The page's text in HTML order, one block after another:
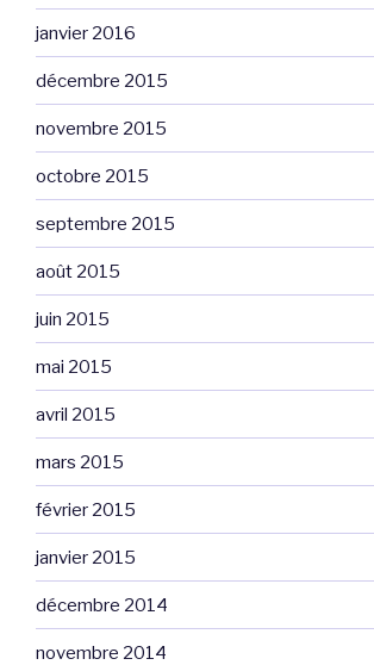
janvier 2016
décembre 2015
novembre 2015
octobre 2015
septembre 2015
août 2015
juin 2015
mai 2015
avril 2015
mars 2015
février 2015
janvier 2015
décembre 2014
novembre 2014